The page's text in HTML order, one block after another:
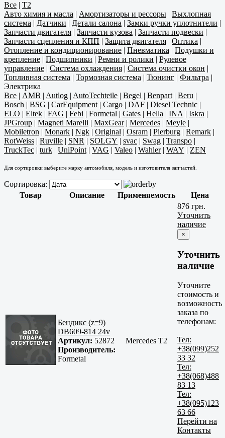
Все | T2
Авто химия и масла | Амортизаторы и рессоры | Выхлопная
система | Датчики | Детали салона | Замки ручки уплотнители |
Запчасти двигателя | Запчасти кузова | Запчасти подвески |
Запчасти сцепления и КПП | Защита двигателя | Оптика |
Отопление и кондиционирование | Пневматика | Подушки и
крепление | Подшипники | Ремни и ролики | Рулевое
управление | Система охлаждения | Система очистки окон |
Топливная система | Тормозная система | Тюнинг | Фильтра |
Электрика
Все | AMB | Autlog | AutoTechteile | Begel | Benpart | Beru |
Bosch | BSG | CarEquipment | Cargo | DAF | Diesel Technic |
ELO | Eltek | FAG | Febi | Formetal | Gates | Hella | INA | Iskra |
JPGroup | Magneti Marelli | MaxGear| Mercedes | Meyle |
Mobiletron | Monark | Ngk | Original | Osram | Pierburg | Remark |
RotWeiss | Ruville | SNR | SOLGY | svac | Swag | Transpo |
TruckTec | turk | UniPoint | VAG | Valeo | Wahler| WAY | ZEN
Для сортировки выберите марку автомобиля, модель и изготовителя запчастей.
Сортировка:
Товар
Описание Применяемость Цена
Бендикс (z=9)
DB609-814 24v
Артикул: 52872
Производитель:
Formetal
Mercedes T2
876 грн.
Уточнить
наличие
×
Уточнить
наличие
Уточните
стоимость и
возможность
заказа по
телефонам:
Тел:
+38(099)252
33 32
Тел:
+38(068)488
83 13
Тел:
+38(095)123
63 66
Перейти на
Контакты